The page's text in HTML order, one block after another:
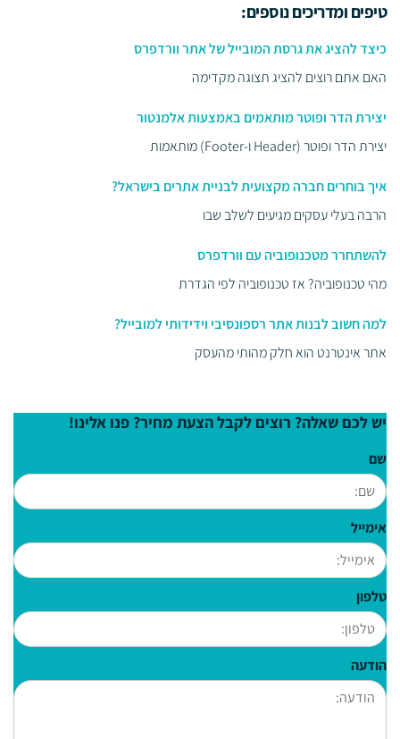
טיפים ומדריכים נוספים:
כיצד להציג את גרסת המובייל של אתר וורדפרס
האם אתם רוצים להציג תצוגה מקדימה
יצירת הדר ופוטר מותאמים באמצעות אלמנטור
יצירת הדר ופוטר (Header ו-Footer) מותאמות
איך בוחרים חברה מקצועית לבניית אתרים בישראל?
הרבה בעלי עסקים מגיעים לשלב שבו
להשתחרר מטכנופוביה עם וורדפרס
מהי טכנופוביה? אז טכנופוביה לפי הגדרת
למה חשוב לבנות אתר רספונסיבי וידידותי למובייל?
אתר אינטרנט הוא חלק מהותי מהעסק
יש לכם שאלה? רוצים לקבל הצעת מחיר? פנו אלינו!
שם
אימייל
טלפון
הודעה